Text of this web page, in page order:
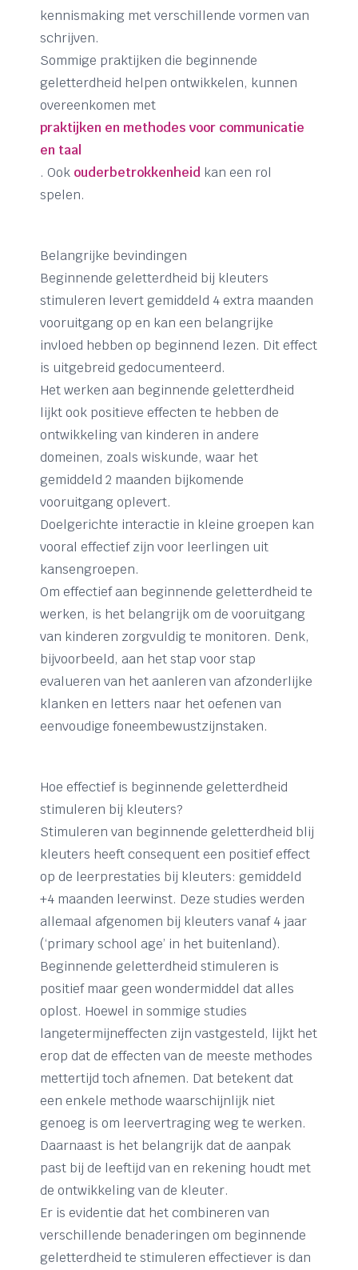
kennismaking met verschillende vormen van
schrijven.
Sommige praktijken die beginnende
geletterdheid helpen ontwikkelen, kunnen
overeenkomen met
praktijken en methodes voor communicatie
en taal
. Ook ouderbetrokkenheid kan een rol
spelen.
Belangrijke bevindingen
Beginnende geletterdheid bij kleuters
stimuleren levert gemiddeld 4 extra maanden
vooruitgang op en kan een belangrijke
invloed hebben op beginnend lezen. Dit effect
is uitgebreid gedocumenteerd.
Het werken aan beginnende geletterdheid
lijkt ook positieve effecten te hebben de
ontwikkeling van kinderen in andere
domeinen, zoals wiskunde, waar het
gemiddeld 2 maanden bijkomende
vooruitgang oplevert.
Doelgerichte interactie in kleine groepen kan
vooral effectief zijn voor leerlingen uit
kansengroepen.
Om effectief aan beginnende geletterdheid te
werken, is het belangrijk om de vooruitgang
van kinderen zorgvuldig te monitoren. Denk,
bijvoorbeeld, aan het stap voor stap
evalueren van het aanleren van afzonderlijke
klanken en letters naar het oefenen van
eenvoudige foneembewustzijnstaken.
Hoe effectief is beginnende geletterdheid
stimuleren bij kleuters?
Stimuleren van beginnende geletterdheid blij
kleuters heeft consequent een positief effect
op de leerprestaties bij kleuters: gemiddeld
+4 maanden leerwinst. Deze studies werden
allemaal afgenomen bij kleuters vanaf 4 jaar
(‘primary school age’ in het buitenland).
Beginnende geletterdheid stimuleren is
positief maar geen wondermiddel dat alles
oplost. Hoewel in sommige studies
langetermijneffecten zijn vastgesteld, lijkt het
erop dat de effecten van de meeste methodes
mettertijd toch afnemen. Dat betekent dat
een enkele methode waarschijnlijk niet
genoeg is om leervertraging weg te werken.
Daarnaast is het belangrijk dat de aanpak
past bij de leeftijd van en rekening houdt met
de ontwikkeling van de kleuter.
Er is evidentie dat het combineren van
verschillende benaderingen om beginnende
geletterdheid te stimuleren effectiever is dan